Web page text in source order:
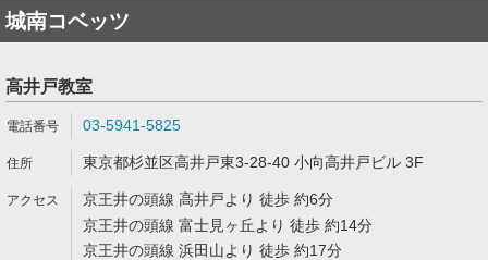
城南コベッツ
高井戸教室
03-5941-5825
東京都杉並区高井戸東3-28-40 小向高井戸ビル 3F
京王井の頭線 高井戸より 徒歩 約6分
京王井の頭線 富士見ヶ丘より 徒歩 約14分
京王井の頭線 浜田山より 徒歩 約17分